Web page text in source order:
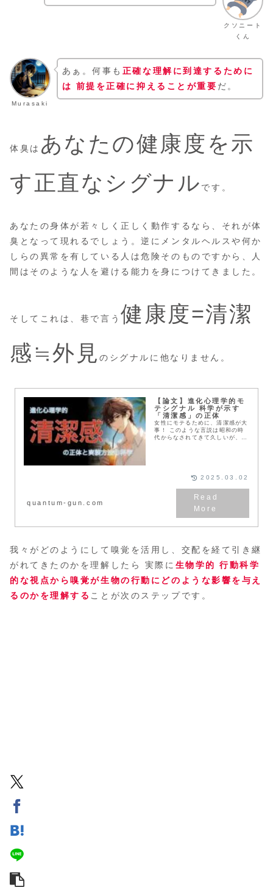
クソニート
くん
Murasaki
あぁ。何事も 正確な理解に到達するために
は 前提を正確に抑えることが重要 だ。
体臭は あなたの健康度を示
す正直なシグナル です。
あなたの身体が若々しく正しく動作するなら、それが体
臭となって現れるでしょう。逆にメンタルヘルスや何か
しらの異常を有している人は危険そのものですから、人
間はそのような人を避ける能力を身につけてきました。
そしてこれは、巷で言う 健康度=清潔
感≒外見のシグナルに他なりません。
【論文】進化心理学的モ
テシグナル 科学が示す
「清潔感」の正体
女性にモテるために、清潔感が大
事！ このような言説は昭和の時
代からなされてきて久しいが、こ
をすれば清潔感とやらが手に入る
のか考えていく。
quantum-gun.com
2025.03.02
我々がどのようにして嗅覚を活用し、交配を経て引き継
がれてきたのかを理解したら 実際に 生物学的 行動科学
的な視点から嗅覚が生物の行動にどのような影響を与え
るのかを理解する ことが次のステップです。